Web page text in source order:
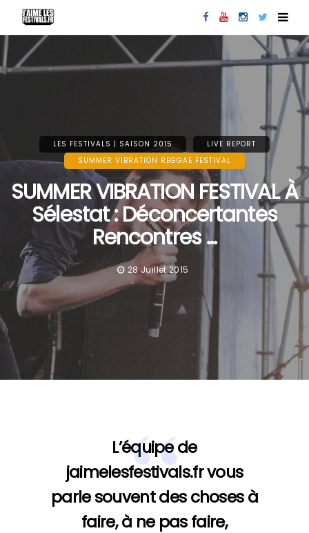
LES FESTIVALS | SAISON 2015
LIVE REPORT
SUMMER VIBRATION REGGAE FESTIVAL
SUMMER VIBRATION FESTIVAL À
Sélestat : Déconcertantes
Rencontres …
28 Juillet 2015
L’équipe de
jaimelesfestivals.fr vous
parle souvent des choses à
faire, à ne pas faire,